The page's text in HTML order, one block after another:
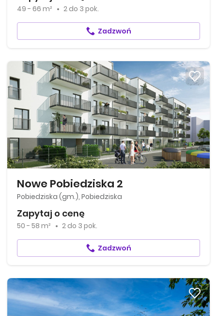
49 - 66 m² 2 do 3 pok.
Zadzwoń
Nowe Pobiedziska 2
Pobiedziska (gm.), Pobiedziska
Zapytaj o cenę
50 - 58 m² 2 do 3 pok.
Zadzwoń